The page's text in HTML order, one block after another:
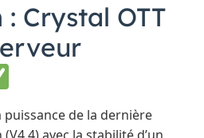
Crystal OTT
de la dernière